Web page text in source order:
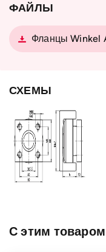
Тип профиля
Тип
фланца
Страна
ФАЙЛЫ
Фланцы Winkel
СХЕМЫ
С этим